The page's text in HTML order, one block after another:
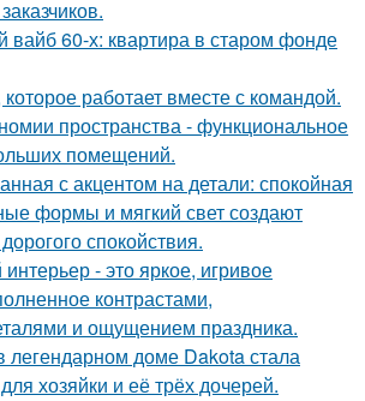
вайб 60-х: квартира в старом фонде
работает вместе с командой.
пространства - функциональное
помещений.
с акцентом на детали: спокойная
формы и мягкий свет создают
спокойствия.
- это яркое, игривое
контрастами,
и ощущением праздника.
легендарном доме Dakota стала
хозяйки и её трёх дочерей.